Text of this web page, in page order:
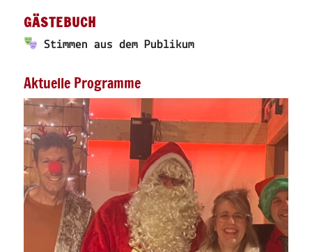
GÄSTEBUCH
Stimmen aus dem Publikum
Aktuelle Programme